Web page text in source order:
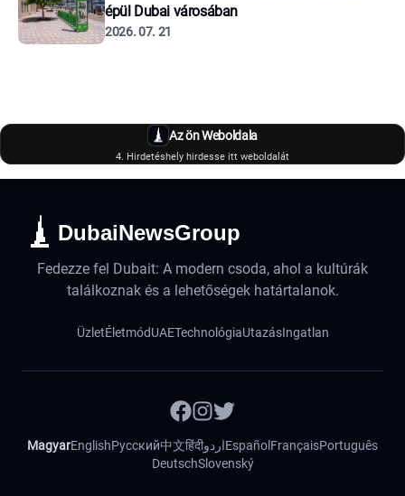
épül Dubai városában
2026. 07. 21
Az ön Weboldala
4. Hirdetéshely hirdesse itt weboldalát
DubaiNewsGroup
Fedezze fel Dubait: A modern csoda, ahol a kultúrák
találkoznak és a lehetőségek határtalanok.
ÜzletÉletmódUAETechnológiaUtazásIngatlan
MagyarEnglishРусский中文हिंदीاردوEspañol FrançaisPortuguês
DeutschSlovenský